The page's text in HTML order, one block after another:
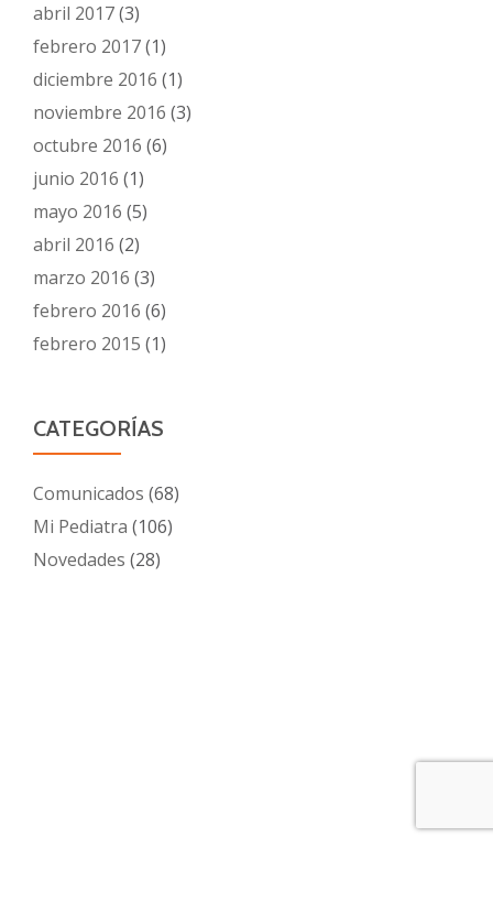
abril 2017(3)
febrero 2017(1)
diciembre 2016 (1)
noviembre 2016 (3)
octubre 2016 (6)
junio 2016 (1)
mayo 2016 (5)
abril 2016 (2)
marzo 2016 (3)
febrero 2016 (6)
febrero 2015 (1)
CATEGORÍAS
Comunicados (68)
Mi Pediatra (106)
Novedades (28)